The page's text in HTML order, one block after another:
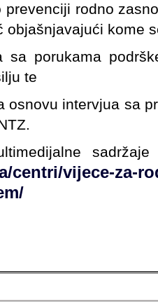
prevenciji rodno
objašnjavajući kome
sa porukama
te
osnovu intervjua sa
centri/vijece-za-